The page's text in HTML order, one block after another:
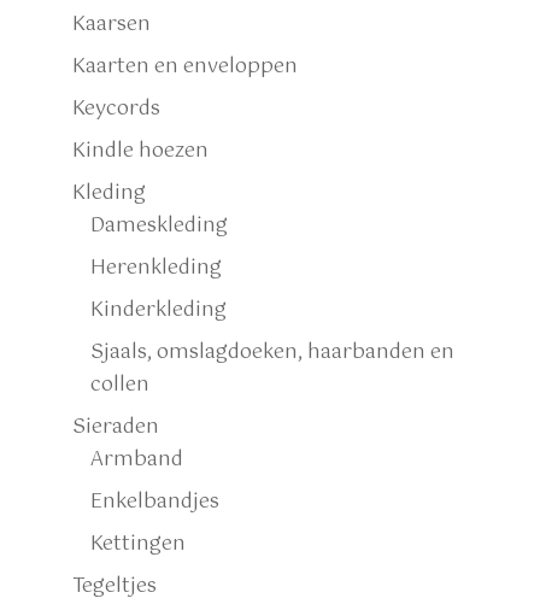
Kaarsen
Kaarten en enveloppen
Keycords
Kindle hoezen
Kleding
Dameskleding
Herenkleding
Kinderkleding
Sjaals, omslagdoeken, haarbanden en
collen
Sieraden
Armband
Enkelbandjes
Kettingen
Tegeltjes